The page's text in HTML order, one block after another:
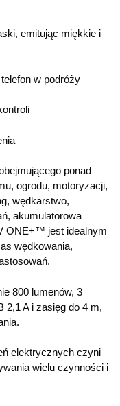
emitując miękkie i
w podróży
ponad
ogrodu, motoryzacji,
wędkarstwo,
akumulatorowa
ONE+™ jest idealnym
wędkowania,
800 lumenów, 3
2,1 A i zasięg do 4 m,
elektrycznych czyni
wielu czynności i